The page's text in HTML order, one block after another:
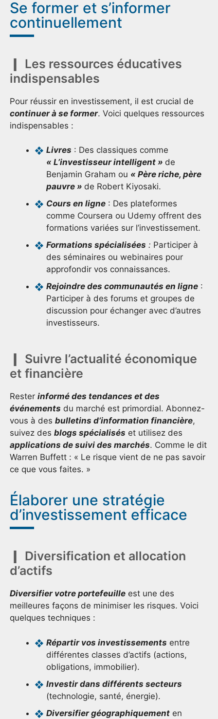
Se former et s’informer
continuellement
Les ressources éducatives
indispensables
Pour réussir en investissement, il est crucial de
continuer à se former. Voici quelques ressources
indispensables :
Livres : Des classiques comme
« L’investisseur intelligent » de
Benjamin Graham ou « Père riche, père
pauvre » de Robert Kiyosaki.
Cours en ligne : Des plateformes
comme Coursera ou Udemy offrent des
formations variées sur l’investissement.
Formations spécialisées : Participer à
des séminaires ou webinaires pour
approfondir vos connaissances.
Rejoindre des communautés en ligne :
Participer à des forums et groupes de
discussion pour échanger avec d’autres
investisseurs.
Suivre l’actualité économique
et financière
Rester informé des tendances et des
événements du marché est primordial. Abonnez-
vous à des bulletins d’information financière,
suivez des blogs spécialisés et utilisez des
applications de suivi des marchés. Comme le dit
Warren Buffett : « Le risque vient de ne pas savoir
ce que vous faites. »
Élaborer une stratégie
d’investissement efficace
Diversification et allocation
d’actifs
Diversifier votre portefeuille est une des
meilleures façons de minimiser les risques. Voici
quelques techniques :
Répartir vos investissements entre
différentes classes d’actifs (actions,
obligations, immobilier).
Investir dans différents secteurs
(technologie, santé, énergie).
Diversifier géographiquement en